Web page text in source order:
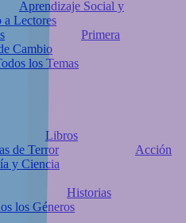
Aprendizaje Social y
a Lectores
Primera
Cambio
los Temas
Libros
de Terror
Acción
y Ciencia
Historias
los Géneros